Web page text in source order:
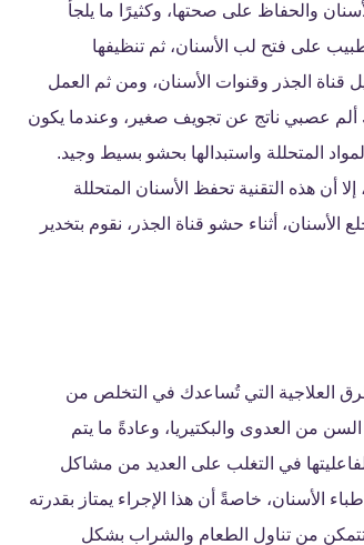
والحفاظ على صحتها، وكثيرًا ما يلجأ
على فتح لب الأسنان، ثم تنظيفها
قناة الجذر وقنوات الأسنان، ومن ثم العمل
عصبي ناتج عن تجويف صغير، وعندما يكون
المتحللة واستبدالها بحشو بسيط وجيد.
أن هذه التقنية تحفظ الأسنان المتحللة
الأسنان، أثناء حشو قناة الجذر، نقوم بتخدير
العلاجية التي تُساعدك في التخلص من
من العدوى والبكتيريا، وعادةً ما يتم
في التغلب على العديد من مشاكل
الأسنان، خاصةً أن هذا الإجراء يمتاز بقدرته
من تناول الطعام والشراب بشكل